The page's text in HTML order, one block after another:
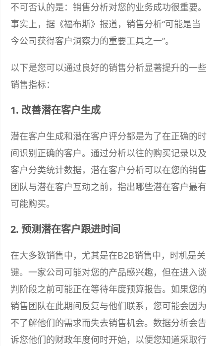
不可否认的是：销售分析对您的业务成功很重要。
事实上，据《福布斯》报道，销售分析“可能是当
今公司获得客户洞察力的重要工具之一”。
以下是您可以通过良好的销售分析显著提升的一些
销售指标：
1. 改善潜在客户生成
潜在客户生成和潜在客户评分都是为了在正确的时
间识别正确的客户。通过分析以往的购买记录以及
客户分类统计数据，潜在客户分析可以在您的销售
团队与潜在客户互动之前，指出哪些潜在客户最有
可能购买。
2. 预测潜在客户跟进时间
在大多数销售中，尤其是在B2B销售中，时机是关
键。一家公司可能对您的产品感兴趣，但在进入谈
判阶段之前可能正在等待年度预算报告。如果您的
销售团队在此期间反复与他们联系，您可能会因为
不了解他们的需求而失去销售机会。数据分析会告
诉您他们的财政年度何时开始，以便您知道采取行